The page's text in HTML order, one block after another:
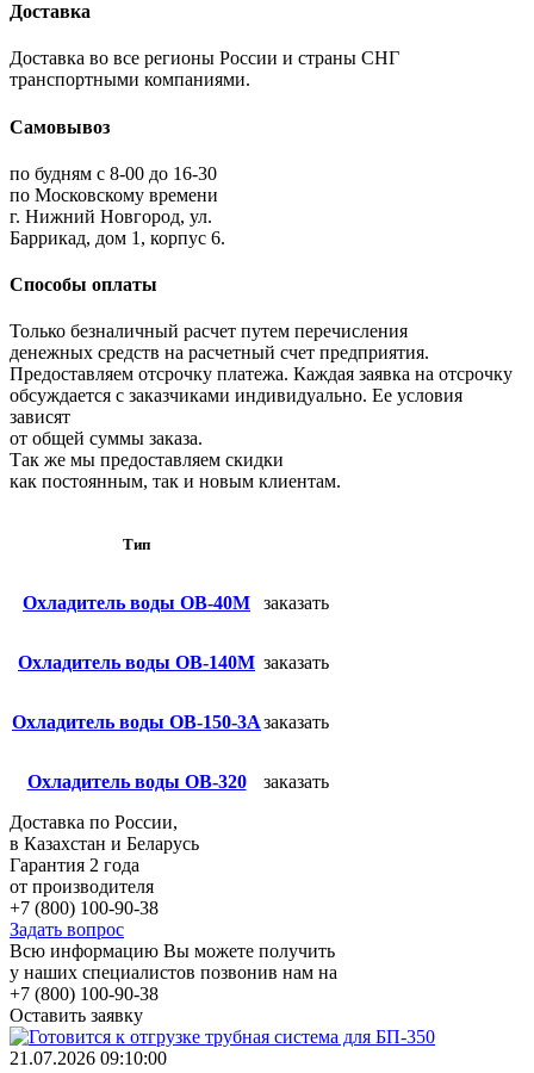
Доставка
Доставка во все регионы России и страны СНГ
транспортными компаниями.
Самовывоз
по будням с 8-00 до 16-30
по Московскому времени
г. Нижний Новгород, ул.
Баррикад, дом 1, корпус 6.
Способы оплаты
Только безналичный расчет путем перечисления
денежных средств на расчетный счет предприятия.
Предоставляем отсрочку платежа. Каждая заявка на отсрочку
обсуждается с заказчиками индивидуально. Ее условия
зависят
от общей суммы заказа.
Так же мы предоставляем скидки
как постоянным, так и новым клиентам.
Тип
Охладитель воды ОВ-40М заказать
Охладитель воды ОВ-140М заказать
Охладитель воды ОВ-150-3Азаказать
Охладитель воды ОВ-320
заказать
Доставка по России,
в Казахстан и Беларусь
Гарантия 2 года
от производителя
+7 (800) 100-90-38
Задать вопрос
Всю информацию Вы можете получить
у наших специалистов позвонив нам на
+7 (800) 100-90-38
Оставить заявку
21.07.2026 09:10:00